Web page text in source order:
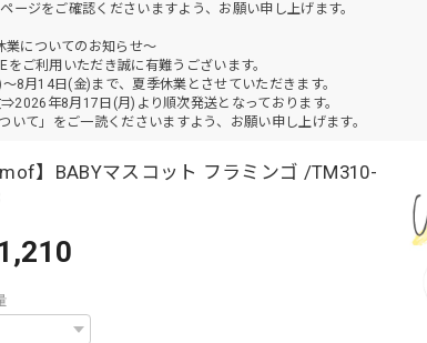
ージをご確認くださいますよう、お願い申し上げます。
業についてのお知らせ～
をご利用いただき誠に有難うございます。
8月14日(金)まで、夏季休業とさせていただきます。
年8月17日(月)より順次発送となっております。
いて」をご一読くださいますよう、お願い申し上げます。
mof】BABYマスコット フラミンゴ /TM310-